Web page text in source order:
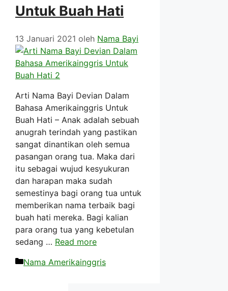
Untuk Buah Hati
13 Januari 2021 oleh Nama Bayi
Arti Nama Bayi Devian Dalam
Bahasa Amerikainggris Untuk
Buah Hati – Anak adalah sebuah
anugrah terindah yang pastikan
sangat dinantikan oleh semua
pasangan orang tua. Maka dari
itu sebagai wujud kesyukuran
dan harapan maka sudah
semestinya bagi orang tua untuk
memberikan nama terbaik bagi
buah hati mereka. Bagi kalian
para orang tua yang kebetulan
sedang … Read more
Kategori
Nama Amerikainggris